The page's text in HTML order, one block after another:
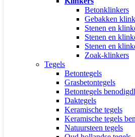
Betonklinkers
Gebakken
Stenen en
Stenen en
Stenen en
Zoak-klinkers
Tegels
Betontegels
Grasbetontegels
Betontegels
Daktegels
Keramische tegels
Keramische tegels
Natuursteen tegels